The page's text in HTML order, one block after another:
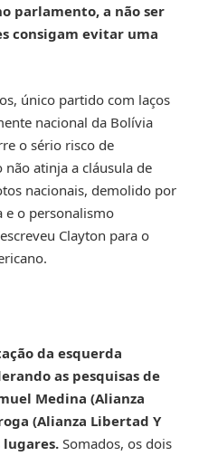
parlamento, a não ser
consigam evitar uma
único partido com laços
nacional da Bolívia
o sério risco de
não atinja a cláusula de
nacionais, demolido por
e o personalismo
Clayton para o
da esquerda
as pesquisas de
Medina (Alianza
(Alianza Libertad Y
lugares. Somados, os dois